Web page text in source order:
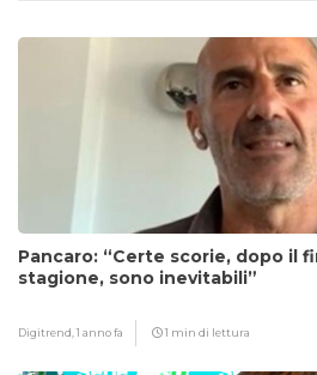
Pancaro: “Certe scorie, dopo il
stagione, sono inevitabili”
Digitrend,1 anno fa 1 min di lettura